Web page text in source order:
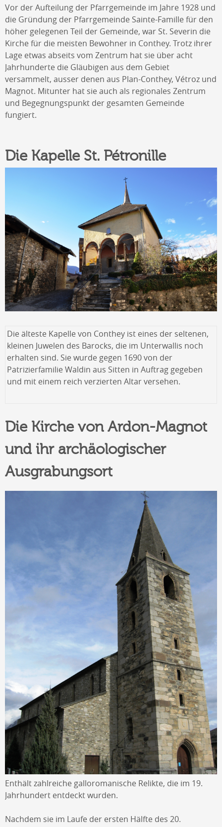
Vor der Aufteilung der Pfarrgemeinde im Jahre 1928 und
die Gründung der Pfarrgemeinde Sainte-Famille für den
höher gelegenen Teil der Gemeinde, war St. Severin die
Kirche für die meisten Bewohner in Conthey. Trotz ihrer
Lage etwas abseits vom Zentrum hat sie über acht
Jahrhunderte die Gläubigen aus dem Gebiet
versammelt, ausser denen aus Plan-Conthey, Vétroz und
Magnot. Mitunter hat sie auch als regionales Zentrum
und Begegnungspunkt der gesamten Gemeinde
fungiert.
Die Kapelle St. Pétronille
Die älteste Kapelle von Conthey ist eines der seltenen,
kleinen Juwelen des Barocks, die im Unterwallis noch
erhalten sind. Sie wurde gegen 1690 von der
Patrizierfamilie Waldin aus Sitten in Auftrag gegeben
und mit einem reich verzierten Altar versehen.
Die Kirche von Ardon-Magnot
und ihr archäologischer
Ausgrabungsort
Enthält zahlreiche galloromanische Relikte, die im 19.
Jahrhundert entdeckt wurden.
Nachdem sie im Laufe der ersten Hälfte des 20.